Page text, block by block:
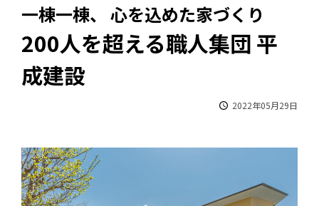
一棟一棟、 心を込めた家づくり
200人を超える職人集団 平
成建設
2022年05月29日